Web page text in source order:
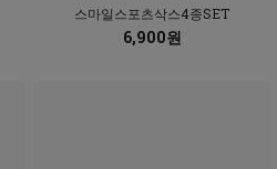
스마일스포츠삭스4종SET
6,900원